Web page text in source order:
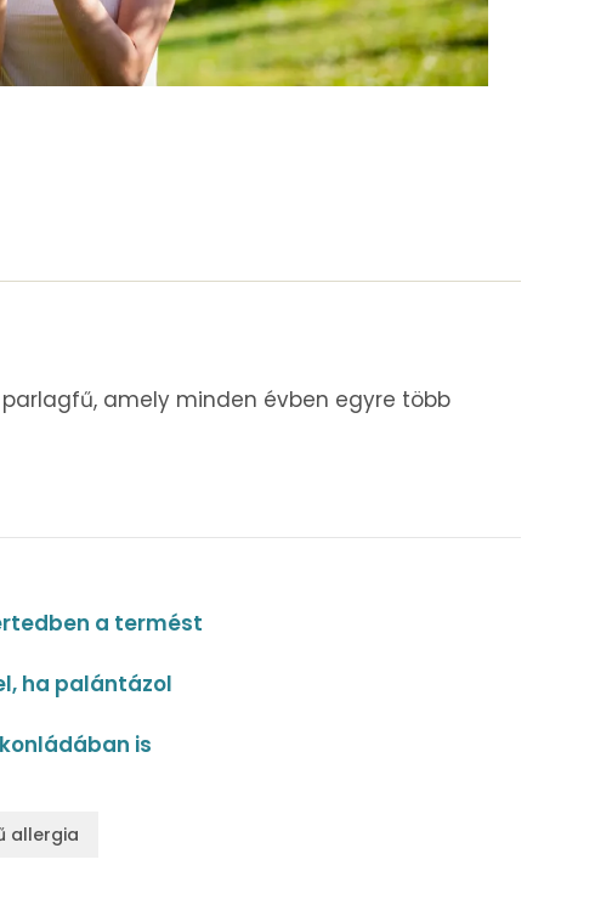
amely minden évben egyre több
a termést
ha palántázol
is
allergia